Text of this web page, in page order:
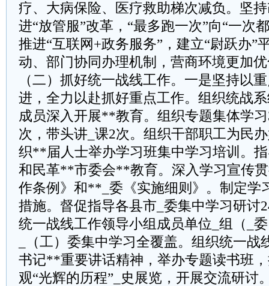
疗、大病保险、医疗救助梯次减负。坚
进“放管服”改革，“最多跑一次”向“一次
推进“互联网+政务服务”，建立“尉跃办”
动、部门协同办理机制，营商环境更加
（二）抓好统一战线工作。一是坚持以
进，全力以赴抓好重点工作。组织统战
成员深入开展**教育。组织专题集体学
次，带头讲_课2次。组织干部职工为民
织**届人士举办学习班集中学习培训。
和民革**市委会**教育。深入学习宣传
作条例》和**_委《实施细则》。制定学
措施。督促指导各县市_委集中学习研讨
统一战线工作领导小组成员单位_组（_
_（工）委集中学习全覆盖。组织统一战
书记**重要讲话精神，举办专题读书班
观“光辉的历程”_史展览，开展交流研讨